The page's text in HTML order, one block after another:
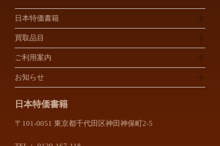
日本特価書籍
買取品目
ご利用案内
お知らせ
日本特価書籍
〒101-0051 東京都千代田区神田神保町2-5